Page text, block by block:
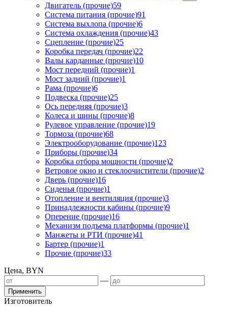
Двигатель (прочие)59
Система питания (прочие)91
Система выхлопа (прочие)6
Система охлаждения (прочие)43
Сцепление (прочие)25
Коробка передач (прочие)22
Валы карданные (прочие)10
Мост передний (прочие)1
Мост задний (прочие)1
Рама (прочие)6
Подвеска (прочие)25
Ось передняя (прочие)3
Колеса и шины (прочие)8
Рулевое управление (прочие)19
Тормоза (прочие)68
Электрооборудование (прочие)123
Приборы (прочие)34
Коробка отбора мощности (прочие)2
Ветровое окно и стеклоочистители (прочие)2
Дверь (прочие)16
Сиденья (прочие)1
Отопление и вентиляция (прочие)3
Принадлежности кабины (прочие)9
Оперение (прочие)16
Механизм подъема платформы (прочие)1
Манжеты и РТИ (прочие)41
Бартер (прочие)1
Прочие (прочие)33
Цена, BYN
—
Применить
Изготовитель